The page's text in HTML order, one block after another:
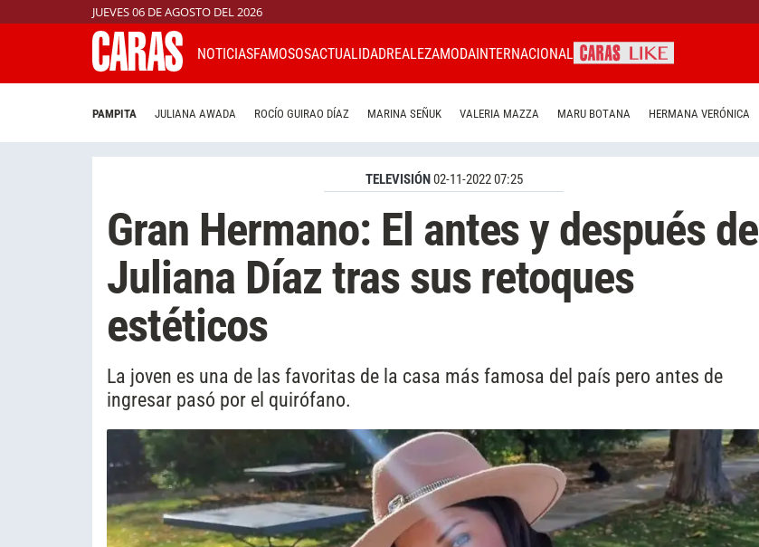
JUEVES 06 DE AGOSTO DEL 2026
NOTICIASFAMOSOSACTUALIDADREALEZAMODAINTERNACIONAL
PAMPITA JULIANA AWADA ROCÍO GUIRAO DÍAZ MARINA SEÑUK VALERIA MAZZA MARU BOTANA HERMANA VERÓNICA
TELEVISIÓN02-11-2022 07:25
Gran Hermano: El antes y después de
Juliana Díaz tras sus retoques
estéticos
La joven es una de las favoritas de la casa más famosa del país pero antes de
ingresar pasó por el quirófano.